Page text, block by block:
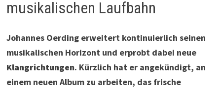
musikalischen Laufbahn
Johannes Oerding erweitert kontinuierlich seinen
musikalischen Horizont und erprobt dabei neue
Klangrichtungen. Kürzlich hat er angekündigt, an
einem neuen Album zu arbeiten, das frische